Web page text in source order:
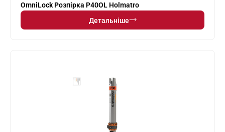
OmniLock Розпірка P40OL Holmatro
Детальніше